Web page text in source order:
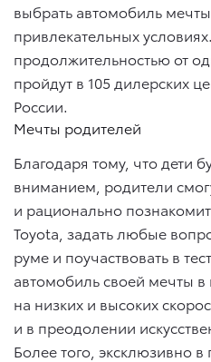
выбрать автомобиль
привлекательных
продолжительностью от
пройдут в 105 дилерских
России.
Мечты родителей
Благодаря тому, что дети
вниманием, родители
и рационально
Toyota, задать любые
руме и поучаствовать в
автомобиль своей мечты
на низких и высоких
и в преодолении
Более того, эксклюзивно